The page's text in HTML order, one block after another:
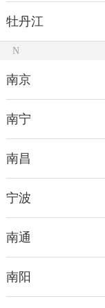
牡丹江
N
南京
南宁
南昌
宁波
南通
南阳